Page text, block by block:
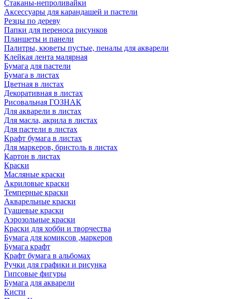
Стаканы-непроливайки
Аксессуары для карандашей и пастели
Резцы по дереву
Папки для переноса рисунков
Планшеты и панели
Палитры, кюветы пустые, пеналы для акварели
Клейкая лента малярная
Бумага для пастели
Бумага в листах
Цветная в листах
Декоративная в листах
Рисовальная ГОЗНАК
Для акварели в листах
Для масла, акрила в листах
Для пастели в листах
Крафт бумага в листах
Для маркеров, бристоль в листах
Картон в листах
Краски
Масляные краски
Акриловые краски
Темперные краски
Акварельные краски
Гуашевые краски
Аэрозольные краски
Краски для хобби и творчества
Бумага для комиксов ,маркеров
Бумага крафт
Крафт бумага в альбомах
Ручки для графики и рисунка
Гипсовые фигуры
Бумага для акварели
Кисти